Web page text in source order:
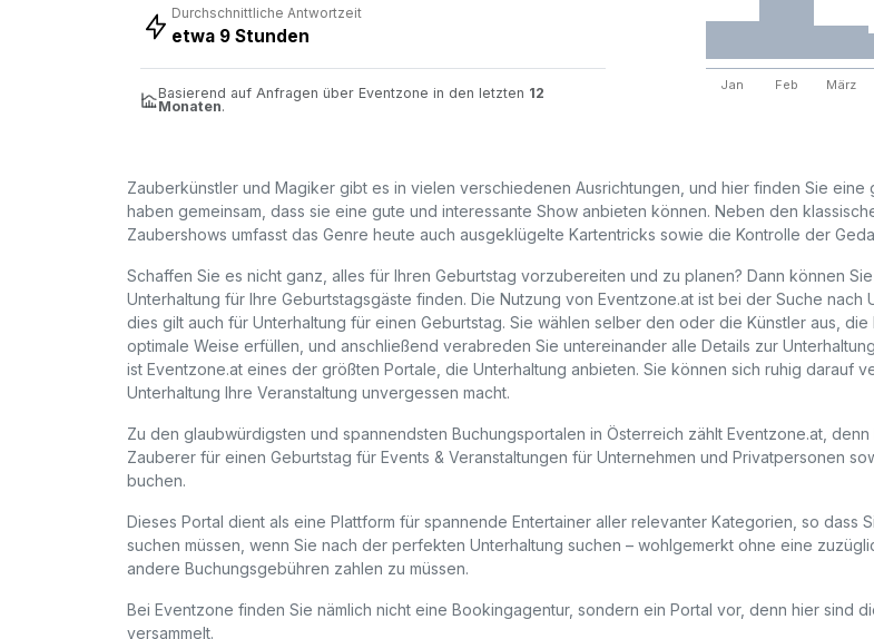
Durchschnittliche Antwortzeit
etwa 9 Stunden
Basierend auf Anfragen über Eventzone in den letzten 12
Monaten.
Jan Feb März
Zauberkünstler und Magiker gibt es in vielen verschiedenen Ausrichtungen, und hier finden Sie eine
haben gemeinsam, dass sie eine gute und interessante Show anbieten können. Neben den
Zaubershows umfasst das Genre heute auch ausgeklügelte Kartentricks sowie die Kontrolle der
Schaffen Sie es nicht ganz, alles für Ihren Geburtstag vorzubereiten und zu planen? Dann können
Unterhaltung für Ihre Geburtstagsgäste finden. Die Nutzung von Eventzone.at ist bei der Suche nach
dies gilt auch für Unterhaltung für einen Geburtstag. Sie wählen selber den oder die Künstler aus, die
optimale Weise erfüllen, und anschließend verabreden Sie untereinander alle Details zur
ist Eventzone.at eines der größten Portale, die Unterhaltung anbieten. Sie können sich ruhig darauf
Unterhaltung Ihre Veranstaltung unvergessen macht.
Zu den glaubwürdigsten und spannendsten Buchungsportalen in Österreich zählt Eventzone.at,
Zauberer für einen Geburtstag für Events & Veranstaltungen für Unternehmen und Privatpersonen
buchen.
Dieses Portal dient als eine Plattform für spannende Entertainer aller relevanter Kategorien, so dass
suchen müssen, wenn Sie nach der perfekten Unterhaltung suchen – wohlgemerkt ohne eine
andere Buchungsgebühren zahlen zu müssen.
Bei Eventzone finden Sie nämlich nicht eine Bookingagentur, sondern ein Portal vor, denn hier sind
versammelt.